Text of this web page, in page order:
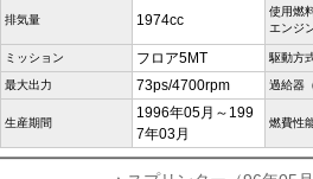
排気量 1974cc
使用燃
エンジ
ミッション フロア5MT 駆動方
最大出力 73ps/4700rpm 過給器
生産期間
1996年05月～199
7年03月
燃費性